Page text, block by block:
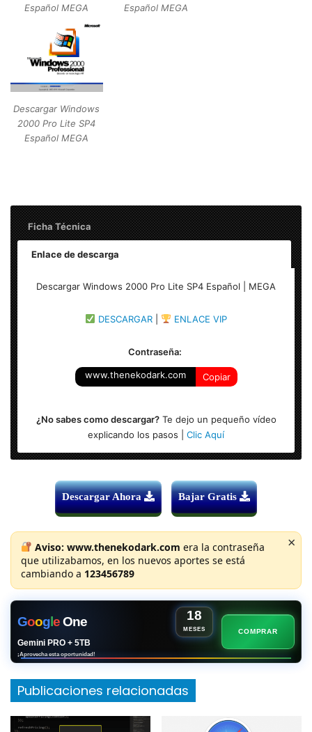
Español MEGA
Español MEGA
Descargar Windows
2000 Pro Lite SP4
Español MEGA
Ficha Técnica
Enlace de descarga
MEGA
Idioma: Español
Service Pack 4
Formato: RAR/ISO
Descargar Windows 2000 Pro Lite SP4 Español | MEGA
DESCARGAR ENLACE VIP
Contraseña:
www.thenekodark.com Copiar
¿No sabes como descargar?Te dejo un pequeño vídeo
explicando los pasos | Clic Aquí
Descargar Ahora Bajar Gratis
Aviso: www.thenekodark.com era la contraseña
que utilizabamos, en los nuevos aportes se está
cambiando a 123456789
×
GoogeOne 18
MESES
Gemini PRO + 5TB
¡Aprovecha esta oportunidad!
COMPRAR
Publicaciones relacionadas